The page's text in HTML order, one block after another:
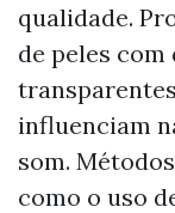
qualidade.
de peles com
influenciam
som.
como o uso